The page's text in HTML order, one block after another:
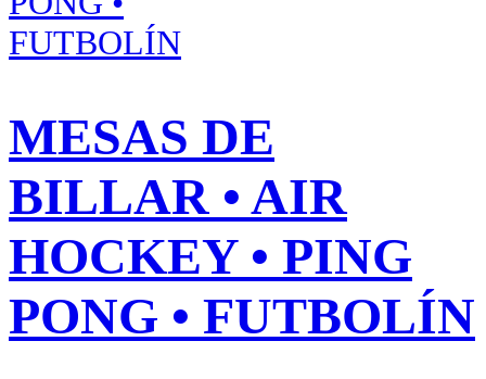
MESAS DE
BILLAR • AIR
HOCKEY • PING
PONG • FUTBOLÍN